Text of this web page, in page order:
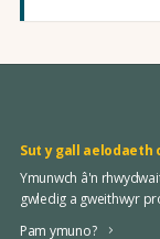
Sut y gall aelodaeth
Ymunwch â'n
gwledig a gweithwyr
Pam ymuno?